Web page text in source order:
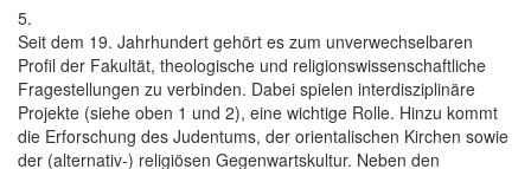
5.
Seit dem 19. Jahrhundert gehört es zum unverwechselbaren
Profil der Fakultät, theologische und religionswissenschaftliche
Fragestellungen zu verbinden. Dabei spielen interdisziplinäre
Projekte (siehe oben 1 und 2), eine wichtige Rolle. Hinzu kommt
die Erforschung des Judentums, der orientalischen Kirchen sowie
der (alternativ-) religiösen Gegenwartskultur. Neben den